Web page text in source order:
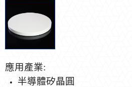
應用產業:
半導體矽晶圓